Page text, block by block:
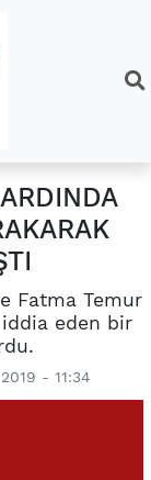
Fatma Temur
iddia eden bir
- 11:34